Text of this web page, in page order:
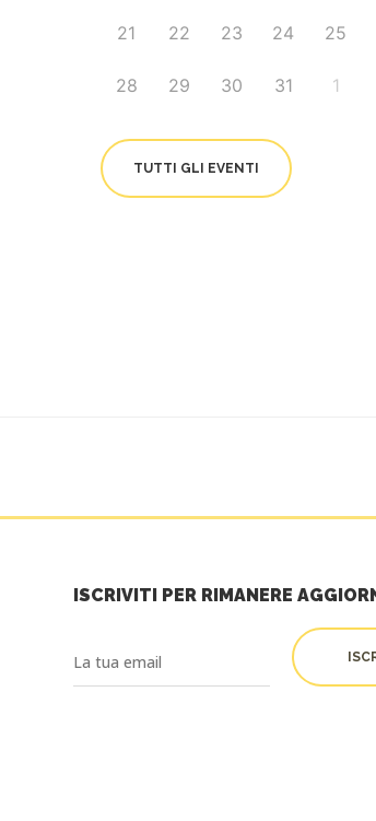
21 22 23 24 25
28 29 30 31 1
TUTTI GLI EVENTI
ISCRIVITI PER RIMANERE